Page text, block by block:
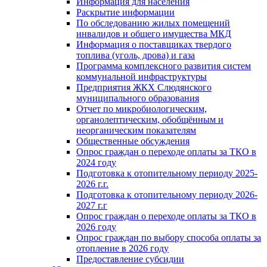
Раскрытие информации
По обследованию жилых помещений
инвалидов и общего имущества МКД
Информация о поставщиках твердого
топлива (уголь, дрова) и газа
Программа комплексного развития систем
коммунальной инфраструктуры
Предприятия ЖКХ Слюдянского
муниципального образования
Отчет по микробиологическим,
органолептическим, обобщённым и
неорганическим показателям
Общественные обсуждения
Опрос граждан о переходе оплаты за ТКО в
2024 году
Подготовка к отопительному периоду 2025-
2026 г.г.
Подготовка к отопительному периоду 2026-
2027 г.г
Опрос граждан о переходе оплаты за ТКО в
2026 году
Опрос граждан по выбору способа оплаты за
отопление в 2026 году
Предоставление субсидии